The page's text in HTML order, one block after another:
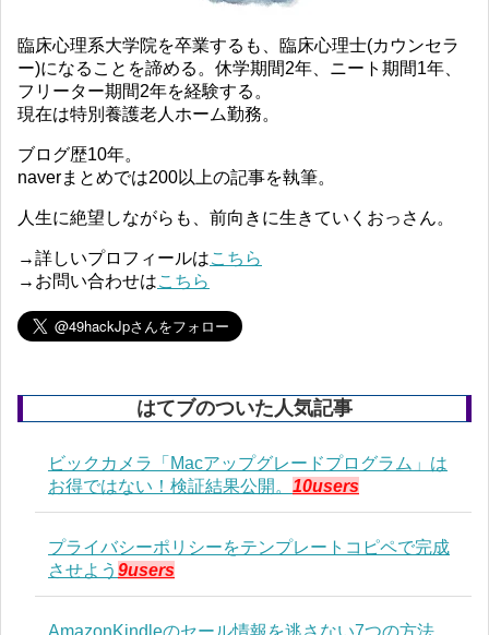
臨床心理系大学院を卒業するも、臨床心理士(カウンセラ
ー)になることを諦める。休学期間2年、ニート期間1年、
フリーター期間2年を経験する。
現在は特別養護老人ホーム勤務。
ブログ歴10年。
naverまとめでは200以上の記事を執筆。
人生に絶望しながらも、前向きに生きていくおっさん。
→詳しいプロフィールはこちら
→お問い合わせはこちら
はてブのついた人気記事
ビックカメラ「Macアップグレードプログラム」は
お得ではない！検証結果公開。 10users
プライバシーポリシーをテンプレートコピペで完成
させよう 9users
AmazonKindleのセール情報を逃さない7つの方法